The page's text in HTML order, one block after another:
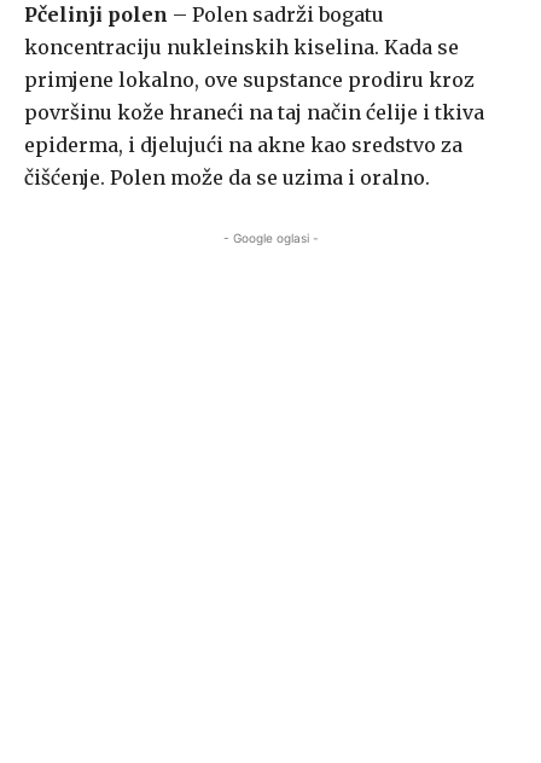
Pčelinji polen – Polen sadrži bogatu
koncentraciju nukleinskih kiselina. Kada se
primjene lokalno, ove supstance prodiru kroz
površinu kože hraneći na taj način ćelije i tkiva
epiderma, i djelujući na akne kao sredstvo za
čišćenje. Polen može da se uzima i oralno.
- Google oglasi -